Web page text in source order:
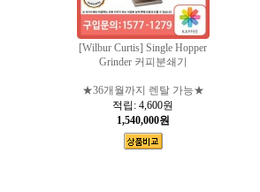
[Wilbur Curtis] Single Hopper
Grinder 커피분쇄기
★36개월까지 렌탈 가능★
적립: 4,600원
1,540,000원